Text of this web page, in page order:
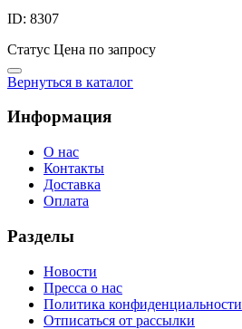
ID: 8307
Статус Цена по запросу
Вернуться в каталог
Информация
О нас
Контакты
Доставка
Оплата
Разделы
Новости
Пресса о нас
Политика конфиденциальности
Отписаться от рассылки